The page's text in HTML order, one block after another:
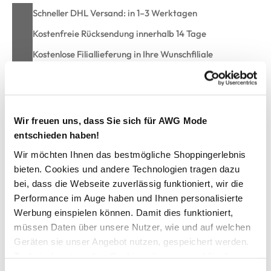
Wir freuen uns, dass Sie sich für AWG Mode
entschieden haben!
Wir möchten Ihnen das bestmögliche Shoppingerlebnis
bieten. Cookies und andere Technologien tragen dazu
bei, dass die Webseite zuverlässig funktioniert, wir die
Performance im Auge haben und Ihnen personalisierte
Werbung einspielen können. Damit dies funktioniert,
müssen Daten über unsere Nutzer, wie und auf welchen
Geräten sie unser Angebot nutzen, gespeichert werden.
Schneller DHL Versand: in 1–3 Werktagen
Kostenfreie Rücksendung innerhalb 14 Tage
Kostenlose Filiallieferung in Ihre Wunschfiliale
Große Größen Bluse mit Alloverprint
schicke Damen Bluse von Sonja Blank
mit elegantem Serafino Ausschnitt und Knopfleiste
3/4 Ärmel mit Manschette und Knopf
lassen sich aber auch krempeln mit Riegel und Knopf
mit Alloverprint